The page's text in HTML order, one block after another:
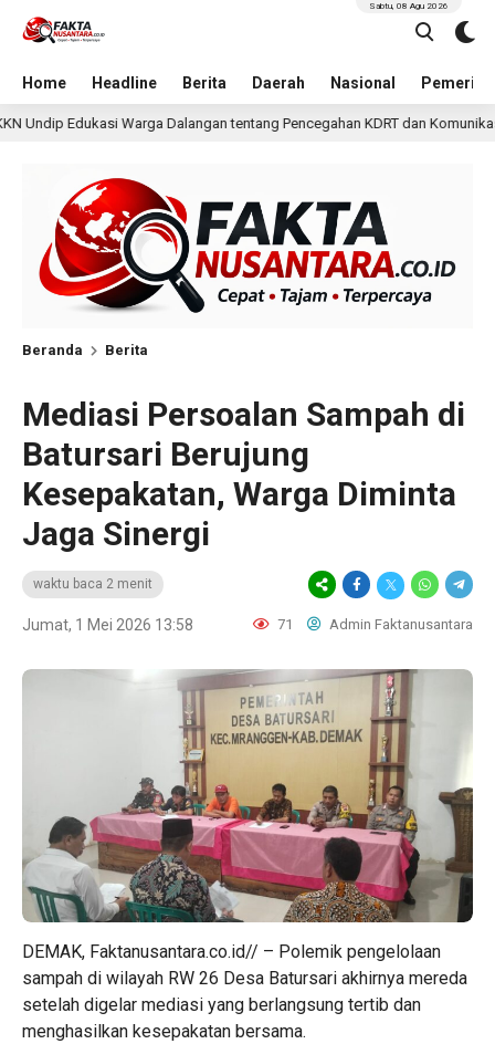
Home Headline Berita Daerah Nasional
Sabtu, 08 Agu 2026
tentang Pencegahan KDRT dan Komunikasi Keluarga 23 jam lalu
Beranda Berita
Mediasi Persoalan Sampah di
Batursari Berujung
Kesepakatan, Warga Diminta
Jaga Sinergi
waktu baca 2 menit
Jumat, 1 Mei 2026 13:58 71 Admin Faktanusantara
DEMAK, Faktanusantara.co.id// – Polemik pengelolaan
sampah di wilayah RW 26 Desa Batursari akhirnya mereda
setelah digelar mediasi yang berlangsung tertib dan
menghasilkan kesepakatan bersama.